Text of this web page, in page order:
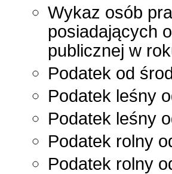
Wykaz osób
posiadających
publicznej w
Podatek od
Podatek leśny
Podatek leśny
Podatek rolny
Podatek rolny